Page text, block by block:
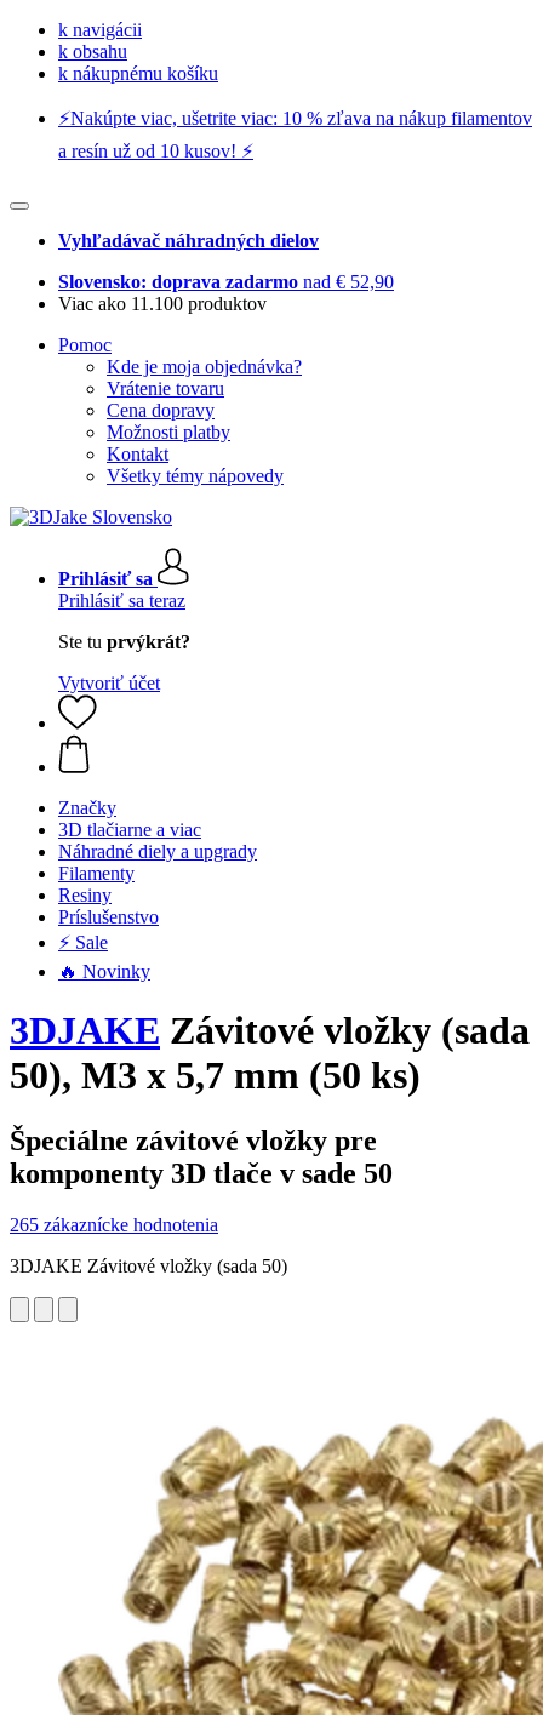
k navigácii
k obsahu
k nákupnému košíku
⚡️Nakúpte viac, ušetrite viac: 10 % zľava na nákup filamentov
a resín už od 10 kusov! ⚡️
Vyhľadávač náhradných dielov
Slovensko: doprava zadarmo nad € 52,90
Viac ako 11.100 produktov
Pomoc
Kde je moja objednávka?
Vrátenie tovaru
Cena dopravy
Možnosti platby
Kontakt
Všetky témy nápovedy
Prihlásiť sa
Prihlásiť sa teraz
Ste tu prvýkrát?
Vytvoriť účet
Značky
3D tlačiarne a viac
Náhradné diely a upgrady
Filamenty
Resiny
Príslušenstvo
⚡ Sale
🔥 Novinky
3DJAKE Závitové vložky (sada
50), M3 x 5,7 mm (50 ks)
Špeciálne závitové vložky pre
komponenty 3D tlače v sade 50
265 zákaznícke hodnotenia
3DJAKE Závitové vložky (sada 50)